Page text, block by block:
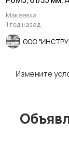
шлифованное,
10902-77.
Макеевка
1 год назад
Измените